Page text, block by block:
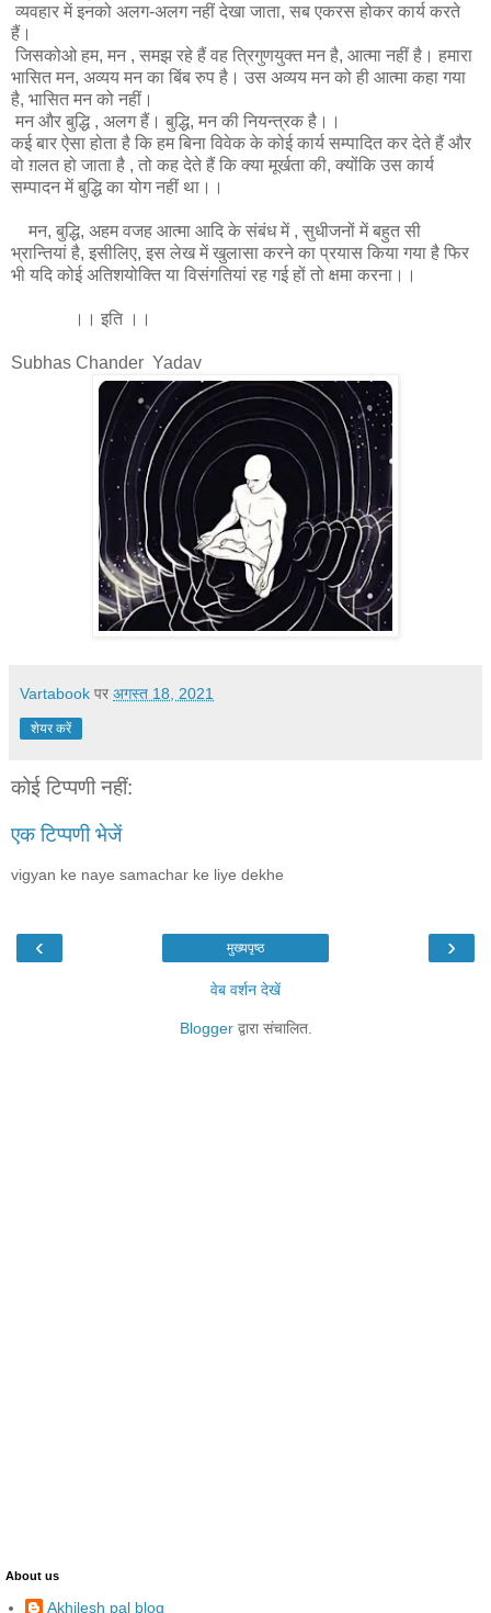
व्यवहार में इनको अलग-अलग नहीं देखा जाता, सब एकरस होकर कार्य करते
हैं।
जिसकोओ हम, मन , समझ रहे हैं वह त्रिगुणयुक्त मन है, आत्मा नहीं है। हमारा
भासित मन, अव्यय मन का बिंब रुप है। उस अव्यय मन को ही आत्मा कहा गया
है, भासित मन को नहीं।
मन और बुद्धि , अलग हैं। बुद्धि, मन की नियन्त्रक है।।
कई बार ऐसा होता है कि हम बिना विवेक के कोई कार्य सम्पादित कर देते हैं और
वो ग़लत हो जाता है , तो कह देते हैं कि क्या मूर्खता की, क्योंकि उस कार्य
सम्पादन में बुद्धि का योग नहीं था।।
मन, बुद्धि, अहम वजह आत्मा आदि के संबंध में , सुधीजनों में बहुत सी
भ्रान्तियां है, इसीलिए, इस लेख में खुलासा करने का प्रयास किया गया है फिर
भी यदि कोई अतिशयोक्ति या विसंगतियां रह गई हों तो क्षमा करना।।
।। इति ।।
Subhas Chander Yadav
Vartabook पर अगस्त 18, 2021
शेयर करें
कोई टिप्पणी नहीं:
एक टिप्पणी भेजें
vigyan ke naye samachar ke liye dekhe
‹ ›
मुख्यपृष्ठ
वेब वर्शन देखें
Bloggerद्वारा संचालित.
About us
Akhilesh pal blog